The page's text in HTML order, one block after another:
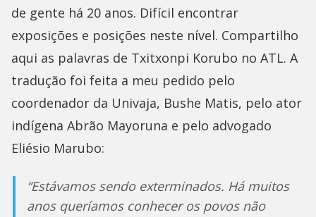
de gente há 20 anos. Difícil encontrar
exposições e posições neste nível. Compartilho
aqui as palavras de Txitxonpi Korubo no ATL. A
tradução foi feita a meu pedido pelo
coordenador da Univaja, Bushe Matis, pelo ator
indígena Abrão Mayoruna e pelo advogado
Eliésio Marubo:
“Estávamos sendo exterminados. Há muitos
anos queríamos conhecer os povos não